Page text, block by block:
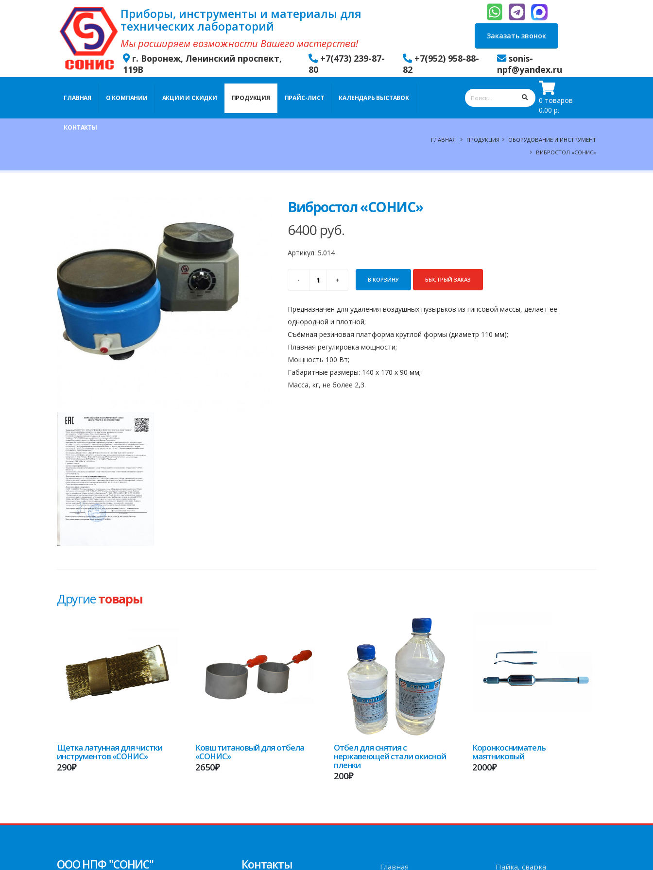
Приборы, инструменты и материалы для
технических лабораторий
Мы расширяем возможности Вашего мастерства!
Заказать звонок
г. Воронеж, Ленинский проспект,
119В
+7(473) 239-87-
80
+7(952) 958-88-
82
sonis-
npf@yandex.ru
ГЛАВНАЯ О КОМПАНИИ АКЦИИ И СКИДКИ ПРОДУКЦИЯ ПРАЙС-ЛИСТ КАЛЕНДАРЬ ВЫСТАВОК
КОНТАКТЫ
0 товаров
0.00 р.
ГЛАВНАЯ ПРОДУКЦИЯ
ОБОРУДОВАНИЕ И ИНСТРУМЕНТ
ВИБРОСТОЛ «СОНИС»
Вибростол «СОНИС»
6400 руб.
Артикул: 5.014
В КОРЗИНУ БЫСТРЫЙ ЗАКАЗ
Предназначен для удаления воздушных пузырьков из гипсовой массы, делает ее
однородной и плотной;
Съёмная резиновая платформа круглой формы (диаметр 110 мм);
Плавная регулировка мощности;
Мощность 100 Вт;
Габаритные размеры: 140 х 170 х 90 мм;
Масса, кг, не более 2,3.
Другиетовары
Щетка латунная для чистки
инструментов «СОНИС»
290₽
Ковш титановый для отбела
«СОНИС»
2650₽
Отбел для снятия с
нержавеющей стали окисной
пленки
200₽
Коронкосниматель
маятниковый
2000₽
ООО НПФ "СОНИС" Контакты Главная Пайка, сварка